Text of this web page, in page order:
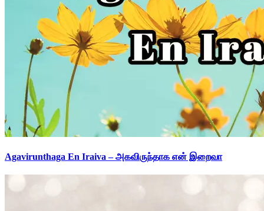
Agavirunthaga En Iraiva – அகவிருந்தாக என் இறைவா